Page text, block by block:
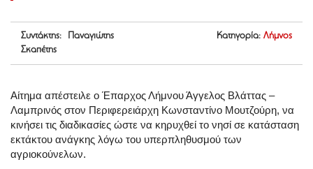
Συντάκτης: Παναγιώτης
Σκαπέτης
Κατηγορία: Λήμνος
Αίτημα απέστειλε ο Έπαρχος Λήμνου Άγγελος Βλάττας –
Λαμπρινός στον Περιφερειάρχη Κωνσταντίνο Μουτζούρη, να
κινήσει τις διαδικασίες ώστε να κηρυχθεί το νησί σε κατάσταση
εκτάκτου ανάγκης λόγω του υπερπληθυσμού των
αγριοκούνελων.